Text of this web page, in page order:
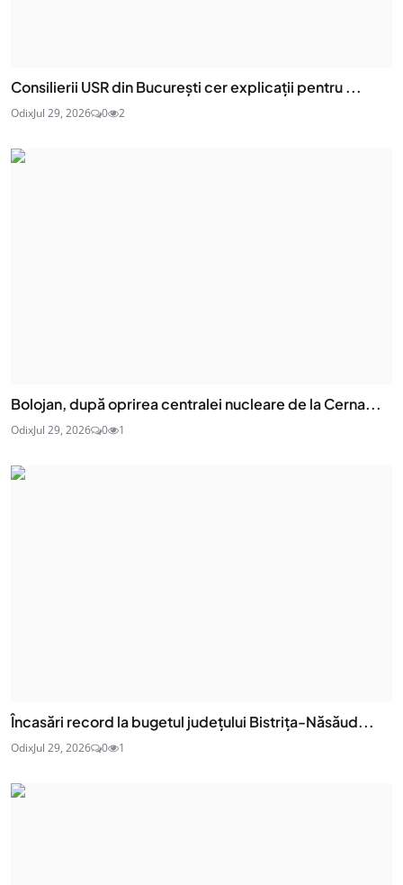
Consilierii USR din București cer explicații pentru ...
OdixJul 29, 2026 0 2
Bolojan, după oprirea centralei nucleare de la Cerna...
OdixJul 29, 2026 0 1
Încasări record la bugetul județului Bistrița-Năsăud...
OdixJul 29, 2026 0 1